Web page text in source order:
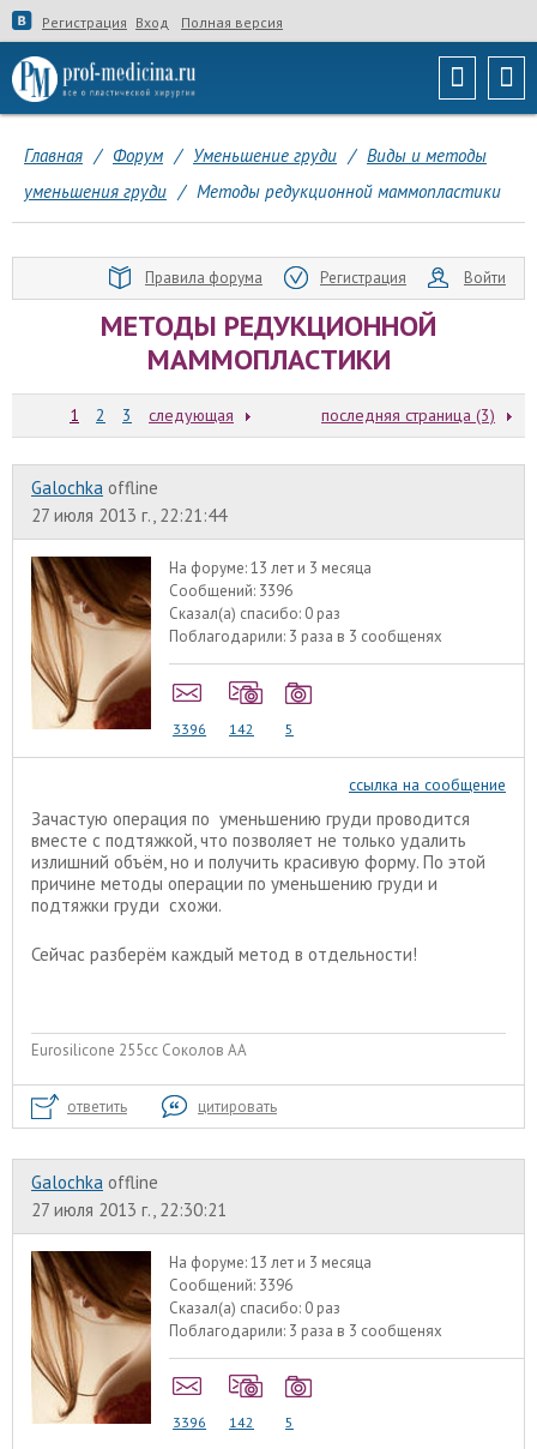
Регистрация Вход Полная версия
Главная / Форум / Уменьшение груди / Виды и методы
уменьшения груди / Методы редукционной маммопластики
Правила форума Регистрация Войти
МЕТОДЫ РЕДУКЦИОННОЙ
МАММОПЛАСТИКИ
1 2 3 следующая последняя страница (3)
Galochka offline
27 июля 2013 г., 22:21:44
На форуме:13 лет и 3 месяца
Сообщений: 3396
Сказал(а) спасибо: 0 раз
Поблагодарили: 3 раза в 3 сообщенях
3396 142 5
ссылка на сообщение
Зачастую операция по уменьшению груди проводится
вместе с подтяжкой, что позволяет не только удалить
излишний объём, но и получить красивую форму. По этой
причине методы операции по уменьшению груди и
подтяжки груди схожи.
Сейчас разберём каждый метод в отдельности!
Eurosilicone 255cc Соколов АА
ответить цитировать
Galochka offline
27 июля 2013 г., 22:30:21
На форуме:13 лет и 3 месяца
Сообщений: 3396
Сказал(а) спасибо: 0 раз
Поблагодарили: 3 раза в 3 сообщенях
3396 142 5